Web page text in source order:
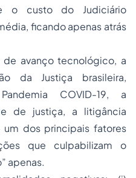
o custo do Judiciário
ficando apenas atrás
avanço tecnológico, a
da Justiça brasileira,
COVID-19, a
de justiça, a litigância
dos principais fatores
que culpabilizam o
apenas.